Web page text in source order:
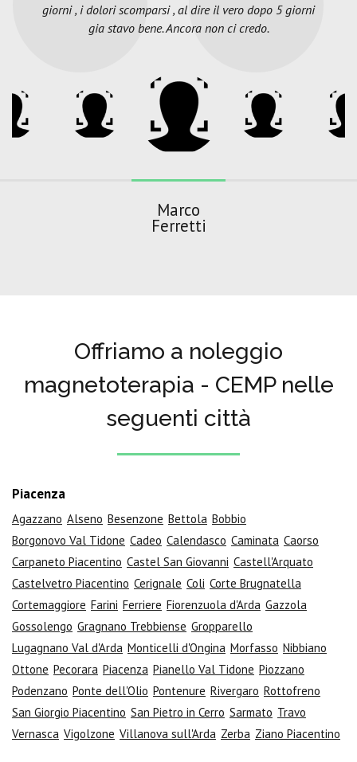
giorni , i dolori scomparsi , al dire il vero dopo 5 giorni
gia stavo bene. Ancora non ci credo.
Marco
Ferretti
Offriamo a noleggio
magnetoterapia - CEMP nelle
seguenti città
Piacenza
Agazzano Alseno Besenzone Bettola Bobbio
Borgonovo Val Tidone Cadeo Calendasco Caminata Caorso
Carpaneto Piacentino Castel San Giovanni Castell'Arquato
Castelvetro Piacentino Cerignale Coli Corte Brugnatella
Cortemaggiore Farini Ferriere Fiorenzuola d'Arda Gazzola
Gossolengo Gragnano Trebbiense Gropparello
Lugagnano Val d'Arda Monticelli d'Ongina Morfasso Nibbiano
Ottone Pecorara Piacenza Pianello Val Tidone Piozzano
Podenzano Ponte dell'Olio Pontenure Rivergaro Rottofreno
San Giorgio Piacentino San Pietro in Cerro Sarmato Travo
Vernasca Vigolzone Villanova sull'Arda Zerba Ziano Piacentino